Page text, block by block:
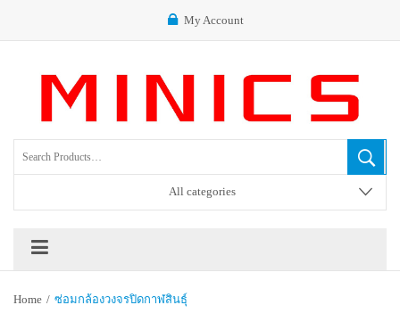
My Account
All categories
Home / ซ่อมกล้องวงจรปิดกาฬสินธุ์